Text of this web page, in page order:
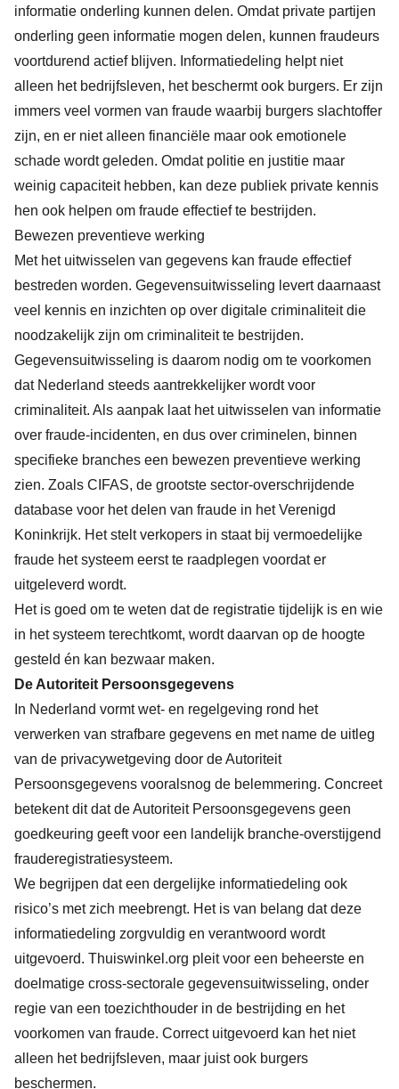
informatie onderling kunnen delen. Omdat private partijen
onderling geen informatie mogen delen, kunnen fraudeurs
voortdurend actief blijven. Informatiedeling helpt niet
alleen het bedrijfsleven, het beschermt ook burgers. Er zijn
immers veel vormen van fraude waarbij burgers slachtoffer
zijn, en er niet alleen financiële maar ook emotionele
schade wordt geleden. Omdat politie en justitie maar
weinig capaciteit hebben, kan deze publiek private kennis
hen ook helpen om fraude effectief te bestrijden.
Bewezen preventieve werking
Met het uitwisselen van gegevens kan fraude effectief
bestreden worden. Gegevensuitwisseling levert daarnaast
veel kennis en inzichten op over digitale criminaliteit die
noodzakelijk zijn om criminaliteit te bestrijden.
Gegevensuitwisseling is daarom nodig om te voorkomen
dat Nederland steeds aantrekkelijker wordt voor
criminaliteit. Als aanpak laat het uitwisselen van informatie
over fraude-incidenten, en dus over criminelen, binnen
specifieke branches een bewezen preventieve werking
zien. Zoals CIFAS, de grootste sector-overschrijdende
database voor het delen van fraude in het Verenigd
Koninkrijk. Het stelt verkopers in staat bij vermoedelijke
fraude het systeem eerst te raadplegen voordat er
uitgeleverd wordt.
Het is goed om te weten dat de registratie tijdelijk is en wie
in het systeem terechtkomt, wordt daarvan op de hoogte
gesteld én kan bezwaar maken.
De Autoriteit Persoonsgegevens
In Nederland vormt wet- en regelgeving rond het
verwerken van strafbare gegevens en met name de uitleg
van de privacywetgeving door de Autoriteit
Persoonsgegevens vooralsnog de belemmering. Concreet
betekent dit dat de Autoriteit Persoonsgegevens geen
goedkeuring geeft voor een landelijk branche-overstijgend
frauderegistratiesysteem.
We begrijpen dat een dergelijke informatiedeling ook
risico’s met zich meebrengt. Het is van belang dat deze
informatiedeling zorgvuldig en verantwoord wordt
uitgevoerd. Thuiswinkel.org pleit voor een beheerste en
doelmatige cross-sectorale gegevensuitwisseling, onder
regie van een toezichthouder in de bestrijding en het
voorkomen van fraude. Correct uitgevoerd kan het niet
alleen het bedrijfsleven, maar juist ook burgers
beschermen.